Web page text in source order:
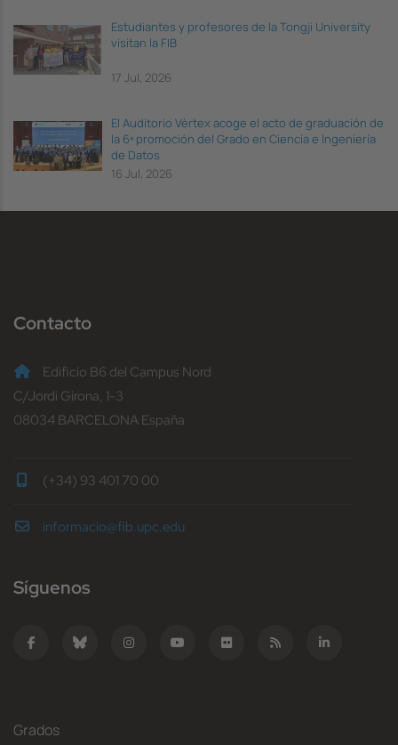
Estudiantes y profesores de la Tongji University
visitan la FIB
17 Jul, 2026
El Auditorio Vèrtex acoge el acto de graduación de
la 6ª promoción del Grado en Ciencia e Ingeniería
de Datos
16 Jul, 2026
Contacto
Edificio B6 del Campus Nord
C/Jordi Girona, 1-3
08034 BARCELONA España
(+34) 93 401 70 00
informacio@fib.upc.edu
Síguenos
Grados